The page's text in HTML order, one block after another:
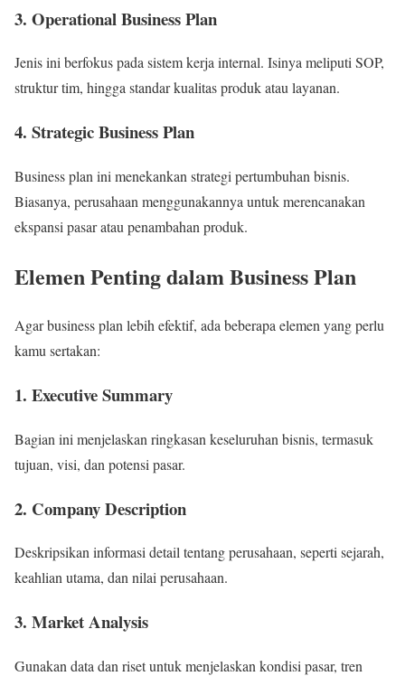
3. Operational Business Plan
Jenis ini berfokus pada sistem kerja internal. Isinya meliputi SOP,
struktur tim, hingga standar kualitas produk atau layanan.
4. Strategic Business Plan
Business plan ini menekankan strategi pertumbuhan bisnis.
Biasanya, perusahaan menggunakannya untuk merencanakan
ekspansi pasar atau penambahan produk.
Elemen Penting dalam Business Plan
Agar business plan lebih efektif, ada beberapa elemen yang perlu
kamu sertakan:
1. Executive Summary
Bagian ini menjelaskan ringkasan keseluruhan bisnis, termasuk
tujuan, visi, dan potensi pasar.
2. Company Description
Deskripsikan informasi detail tentang perusahaan, seperti sejarah,
keahlian utama, dan nilai perusahaan.
3. Market Analysis
Gunakan data dan riset untuk menjelaskan kondisi pasar, tren